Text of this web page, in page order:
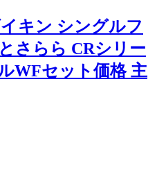
キン シングルフ
さらら CRシリー
WFセット価格 主